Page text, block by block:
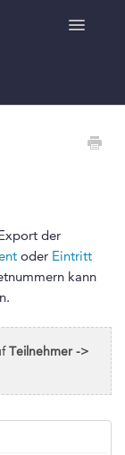
Toggle
der
oder Eintritt
kann
Teilnehmer ->